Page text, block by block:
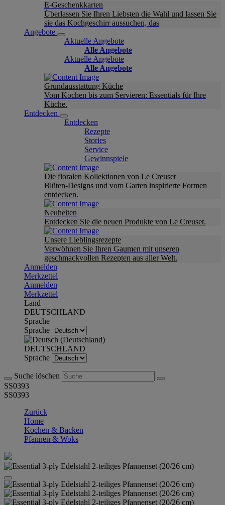
E-Geschenkkarten
Überlassen Sie Ihren Liebsten die Wahl und lassen Sie
sie das Kochgeschirr aussuchen, das
Angebote
Aktuelle Angebote
Alle Angebote
Aktuelle Angebote
Alle Angebote
Grundausstattung Küche
Vom Kochen bis zum Servieren: Essentials für Ihre
Küche.
Entdecken
Entdecken
Rezepte
Stories
Service
Gewinnspiele
Die floralen Kollektionen von Le Creuset
Blüten-Designs und vom Garten inspirierte Formen
entdecken.
Neuheiten
Entdecken Sie die neuen Produkte von Le Creuset.
Unsere Lieblingsrezepte
Verwöhnen Sie Ihren Gaumen mit unseren
geschmackvollen Rezepten aus aller Welt.
Anmelden
Merkzettel
Anmelden
Merkzettel
Land
DEUTSCHLAND
Sprache
Sprache
DEUTSCHLAND
Sprache
Suche löschen
SS0393
SS0393
Zurück
Home
Kochen & Backen
Pfannen & Woks